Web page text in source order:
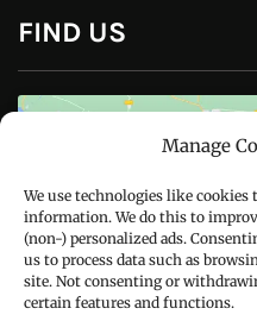
Manage
We use technologies like cookies
information. We do this to
(non-) personalized ads.
us to process data such as
site. Not consenting or
certain features and functions.
CONTACT US
Call : +91-94172-62777
Email :